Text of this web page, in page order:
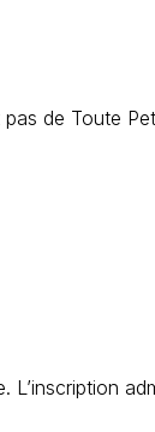
de Toute
L’inscription